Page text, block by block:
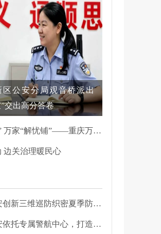
区公安分局观音桥派出
交出高分答卷
一座“终点站” 万家“解忧铺”——重庆万州综治中心基层治理创新实践观察
边关治理暖民心
重庆长寿公安创新三维巡防织密夏季防溺水安全网
重庆永川公安依托专属警航中心，打造“全域感知、智能研判”智慧警务模式